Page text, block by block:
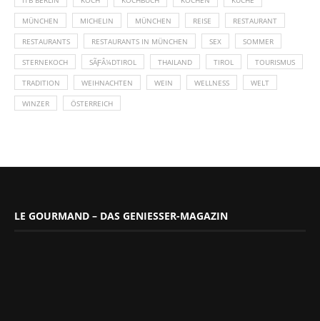
MÜNCHEN MICHELIN MÜNCHEN REISE RESTAURANT
RESTAURANTS RESTAURANTS IN MÜNCHEN SEX SOMMER
STERNEKOCH SÃƑÂ¼DTIROL THAILAND TIROL TOURISMUS
TRADITION WEIHNACHTEN WEIN WELLNESS WELT
WINZER ÖSTERREICH
LE GOURMAND – DAS GENIESSER-MAGAZIN